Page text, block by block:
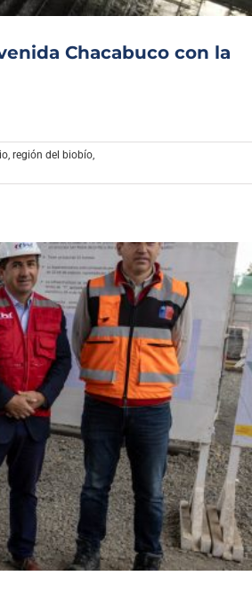
Chacabuco con la
, región del biobío,